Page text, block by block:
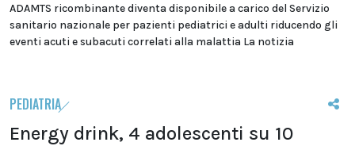
ADAMTS ricombinante diventa disponibile a carico del Servizio
sanitario nazionale per pazienti pediatrici e adulti riducendo gli
eventi acuti e subacuti correlati alla malattia La notizia
PEDIATRIA
Energy drink, 4 adolescenti su 10